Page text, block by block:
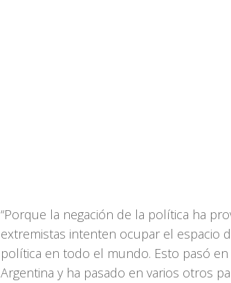
“Porque la negación de la política ha
extremistas intenten ocupar el espacio
política en todo el mundo. Esto pasó
Argentina y ha pasado en varios otros